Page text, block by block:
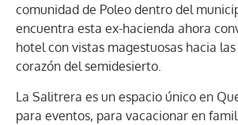
comunidad de Poleo dentro del
encuentra esta ex-hacienda ahora
hotel con vistas magestuosas hacia
corazón del semidesierto.
La Salitrera es un espacio único en
para eventos, para vacacionar en